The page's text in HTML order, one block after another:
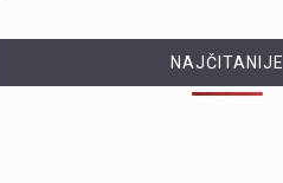
NAJČITANIJE